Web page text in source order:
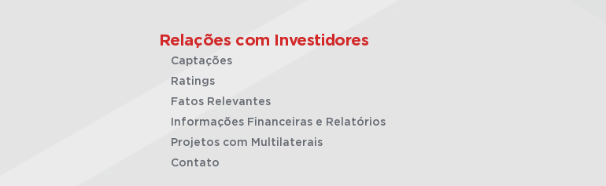
Relações com Investidores
Captações
Ratings
Fatos Relevantes
Informações Financeiras e Relatórios
Projetos com Multilaterais
Contato